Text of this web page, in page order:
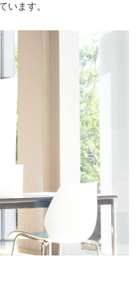
います。